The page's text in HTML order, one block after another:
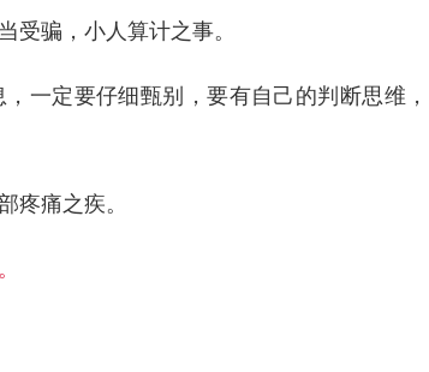
受骗，小人算计之事。
一定要仔细甄别，要有自己的判断思维，
疼痛之疾。